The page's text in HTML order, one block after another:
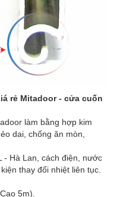
rẻ Mitadoor - cửa cuốn
làm bằng hợp kim
dai, chống ăn mòn,
- Hà Lan, cách điện, nước
thay đổi nhiệt liên tục.
5m).